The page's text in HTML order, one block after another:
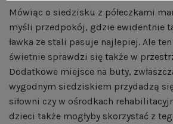
Mówiąc o siedzisku z półeczkami
myśli przedpokój, gdzie ewidentnie
ławka ze stali pasuje najlepiej. Ale
świetnie sprawdzi się także w
Dodatkowe miejsce na buty,
wygodnym siedziskiem przydadzą się
siłowni czy w ośrodkach
dzieci także mogłyby skorzystać z